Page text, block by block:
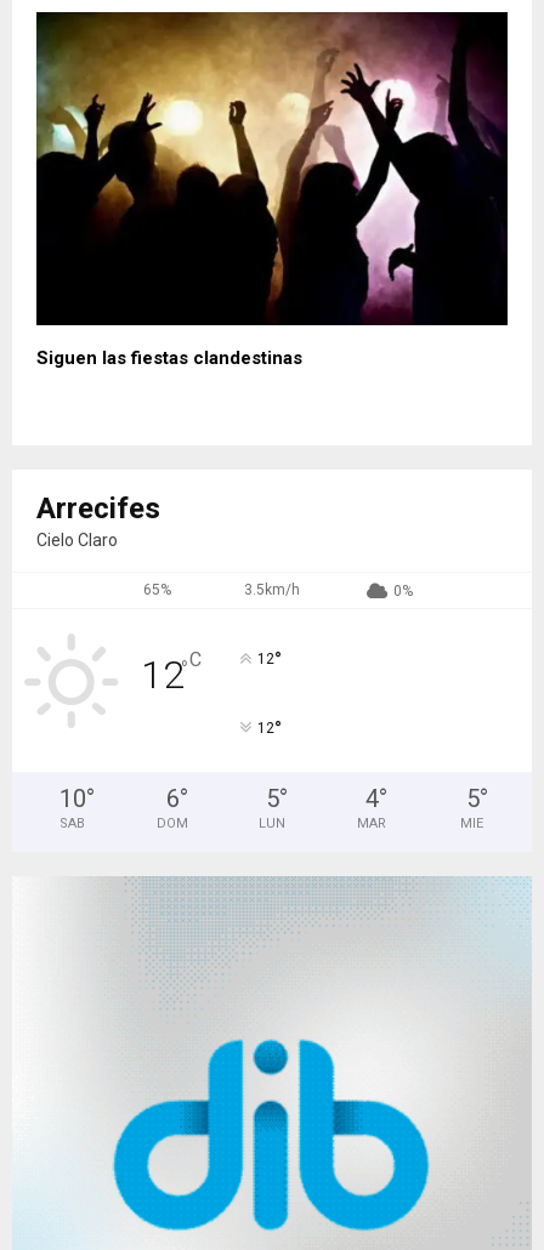
Siguen las fiestas clandestinas
Arrecifes
Cielo Claro
65% 3.5km/h 0%
12°C 12°
12°
10°
SAB
6°
DOM
5°
LUN
4°
MAR
5°
MIE